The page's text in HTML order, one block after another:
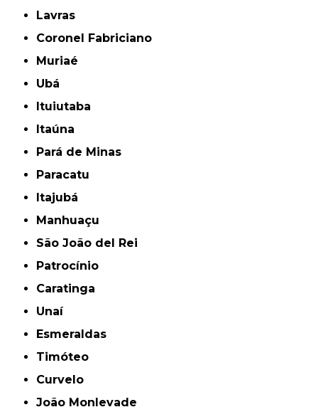
Lavras
Coronel Fabriciano
Muriaé
Ubá
Ituiutaba
Itaúna
Pará de Minas
Paracatu
Itajubá
Manhuaçu
São João del Rei
Patrocínio
Caratinga
Unaí
Esmeraldas
Timóteo
Curvelo
João Monlevade